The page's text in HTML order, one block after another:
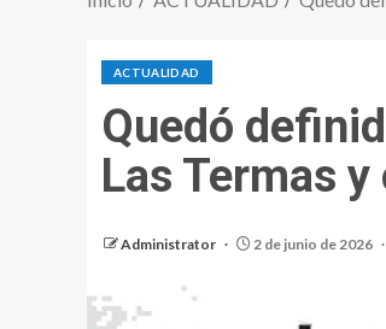
ACTUALIDAD
Quedó
Las Termas
Administrator 2 de junio de 2026